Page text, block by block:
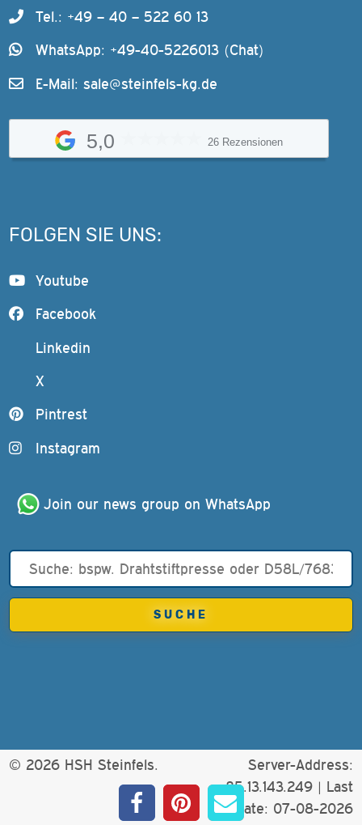
Tel.: +49 – 40 – 522 60 13
WhatsApp: +49-40-5226013 (Chat)
E-Mail: sale@steinfels-kg.de
5,0 26 Rezensionen
FOLGEN SIE UNS:
Youtube
Facebook
Linkedin
X
Pintrest
Instagram
Join our news group on WhatsApp
© 2026 HSH Steinfels.
Server-Address:
85.13.143.249 | Last
update: 07-08-2026